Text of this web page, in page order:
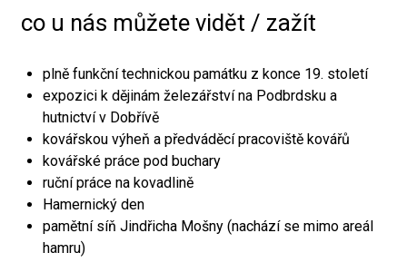
co u nás můžete vidět / zažít
plně funkční technickou památku z konce 19. století
expozici k dějinám železářství na Podbrdsku a
hutnictví v Dobřívě
kovářskou výheň a předváděcí pracoviště kovářů
kovářské práce pod buchary
ruční práce na kovadlině
Hamernický den
pamětní síň Jindřicha Mošny (nachází se mimo areál
hamru)